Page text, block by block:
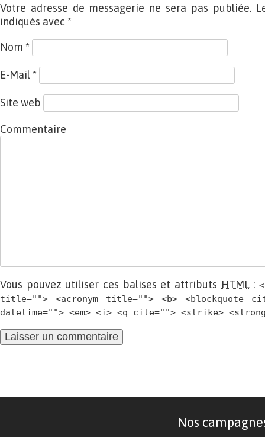
Votre adresse de messagerie ne sera pas publiée.
indiqués avec *
Nom *
E-Mail *
Site web
Commentaire
Vous pouvez utiliser ces balises et attributs HTML:
title=""> <acronym title=""> <b> <blockquote
datetime=""> <em> <i> <q cite=""> <strike>
Nos